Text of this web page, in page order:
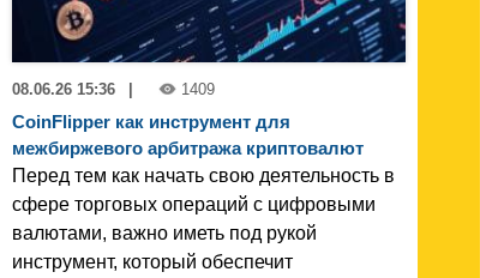
08.06.26 15:36 1409
CoinFlipper как инструмент для
межбиржевого арбитража криптовалют
Перед тем как начать свою деятельность в
сфере торговых операций с цифровыми
валютами, важно иметь под рукой
инструмент, который обеспечит